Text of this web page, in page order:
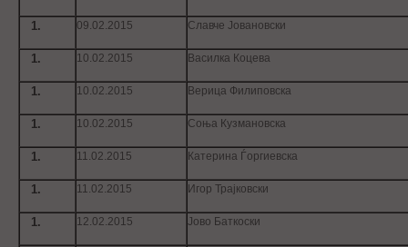
09.02.2015 Славче Јовановски
10.02.2015 Василка Коцева
10.02.2015 Верица Филиповска
10.02.2015 Соња Кузмановска
11.02.2015 Катерина Ѓоргиевска
11.02.2015 Игор Трајковски
12.02.2015 Јово Баткоски